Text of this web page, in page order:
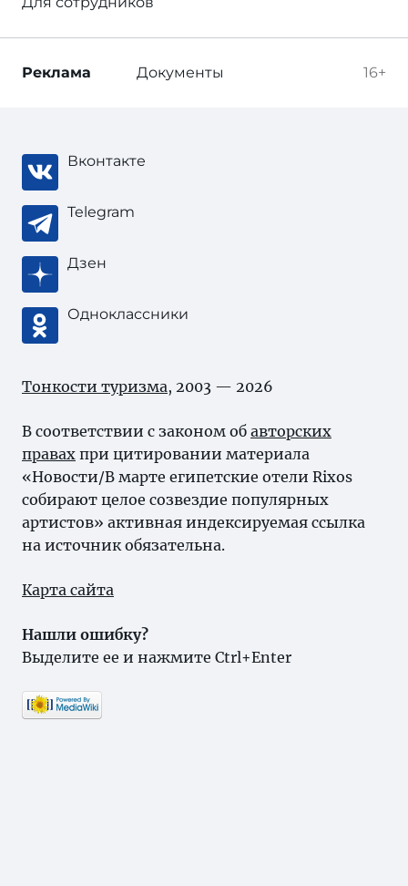
16+
Реклама Документы
Вконтакте
Telegram
Дзен
Одноклассники
Тонкости туризма, 2003 — 2026
В соответствии с законом об авторских
правах при цитировании материала
«Новости/В марте египетские отели Rixos
собирают целое созвездие популярных
артистов» активная индексируемая ссылка
на источник обязательна.
Карта сайта
Нашли ошибку?
Выделите ее и нажмите Ctrl+Enter